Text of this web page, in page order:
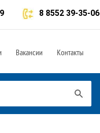
8 8552 39-35-06
Вакансии Контакты